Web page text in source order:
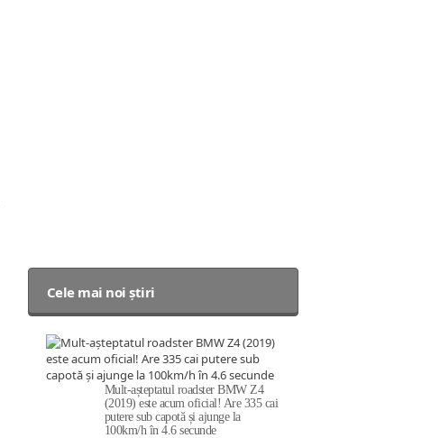
Cele mai noi știri
Mult-așteptatul roadster BMW Z4
(2019) este acum oficial! Are 335 cai
putere sub capotă și ajunge la
100km/h în 4.6 secunde